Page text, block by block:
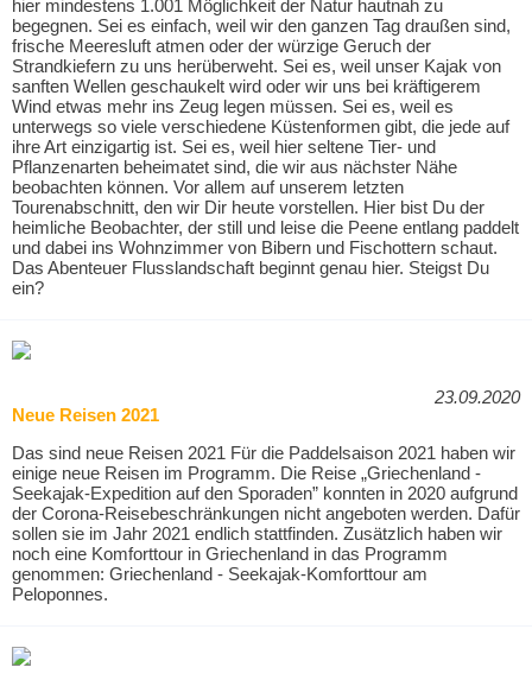
hier mindestens 1.001 Möglichkeit der Natur hautnah zu
begegnen. Sei es einfach, weil wir den ganzen Tag draußen sind,
frische Meeresluft atmen oder der würzige Geruch der
Strandkiefern zu uns herüberweht. Sei es, weil unser Kajak von
sanften Wellen geschaukelt wird oder wir uns bei kräftigerem
Wind etwas mehr ins Zeug legen müssen. Sei es, weil es
unterwegs so viele verschiedene Küstenformen gibt, die jede auf
ihre Art einzigartig ist. Sei es, weil hier seltene Tier- und
Pflanzenarten beheimatet sind, die wir aus nächster Nähe
beobachten können. Vor allem auf unserem letzten
Tourenabschnitt, den wir Dir heute vorstellen. Hier bist Du der
heimliche Beobachter, der still und leise die Peene entlang paddelt
und dabei ins Wohnzimmer von Bibern und Fischottern schaut.
Das Abenteuer Flusslandschaft beginnt genau hier. Steigst Du
ein?
23.09.2020
Neue Reisen 2021
Das sind neue Reisen 2021 Für die Paddelsaison 2021 haben wir
einige neue Reisen im Programm. Die Reise „Griechenland -
Seekajak-Expedition auf den Sporaden” konnten in 2020 aufgrund
der Corona-Reisebeschränkungen nicht angeboten werden. Dafür
sollen sie im Jahr 2021 endlich stattfinden. Zusätzlich haben wir
noch eine Komforttour in Griechenland in das Programm
genommen: Griechenland - Seekajak-Komforttour am
Peloponnes.